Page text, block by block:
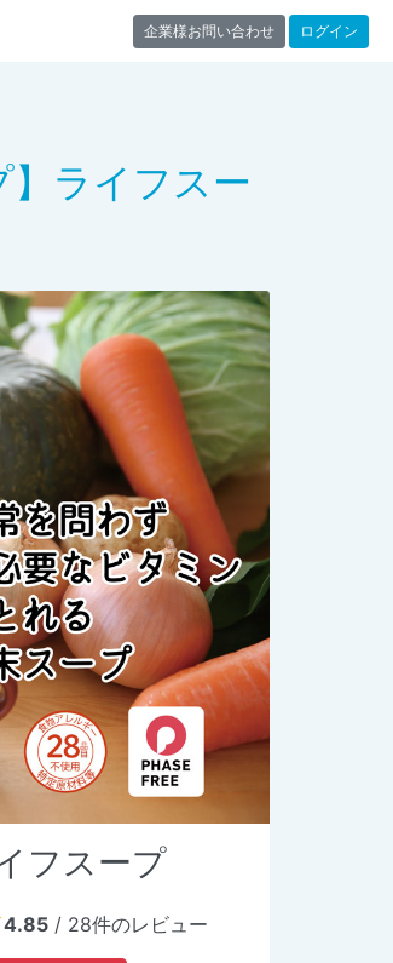
企業様お問い合わせ ログイン
】ライフスー
フスープ
4.85 / 28件のレビュー